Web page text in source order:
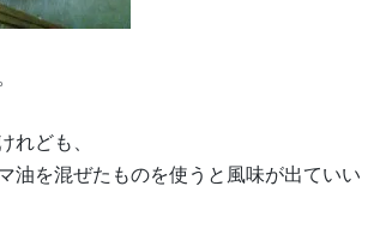
れども、
油を混ぜたものを使うと風味が出ていい